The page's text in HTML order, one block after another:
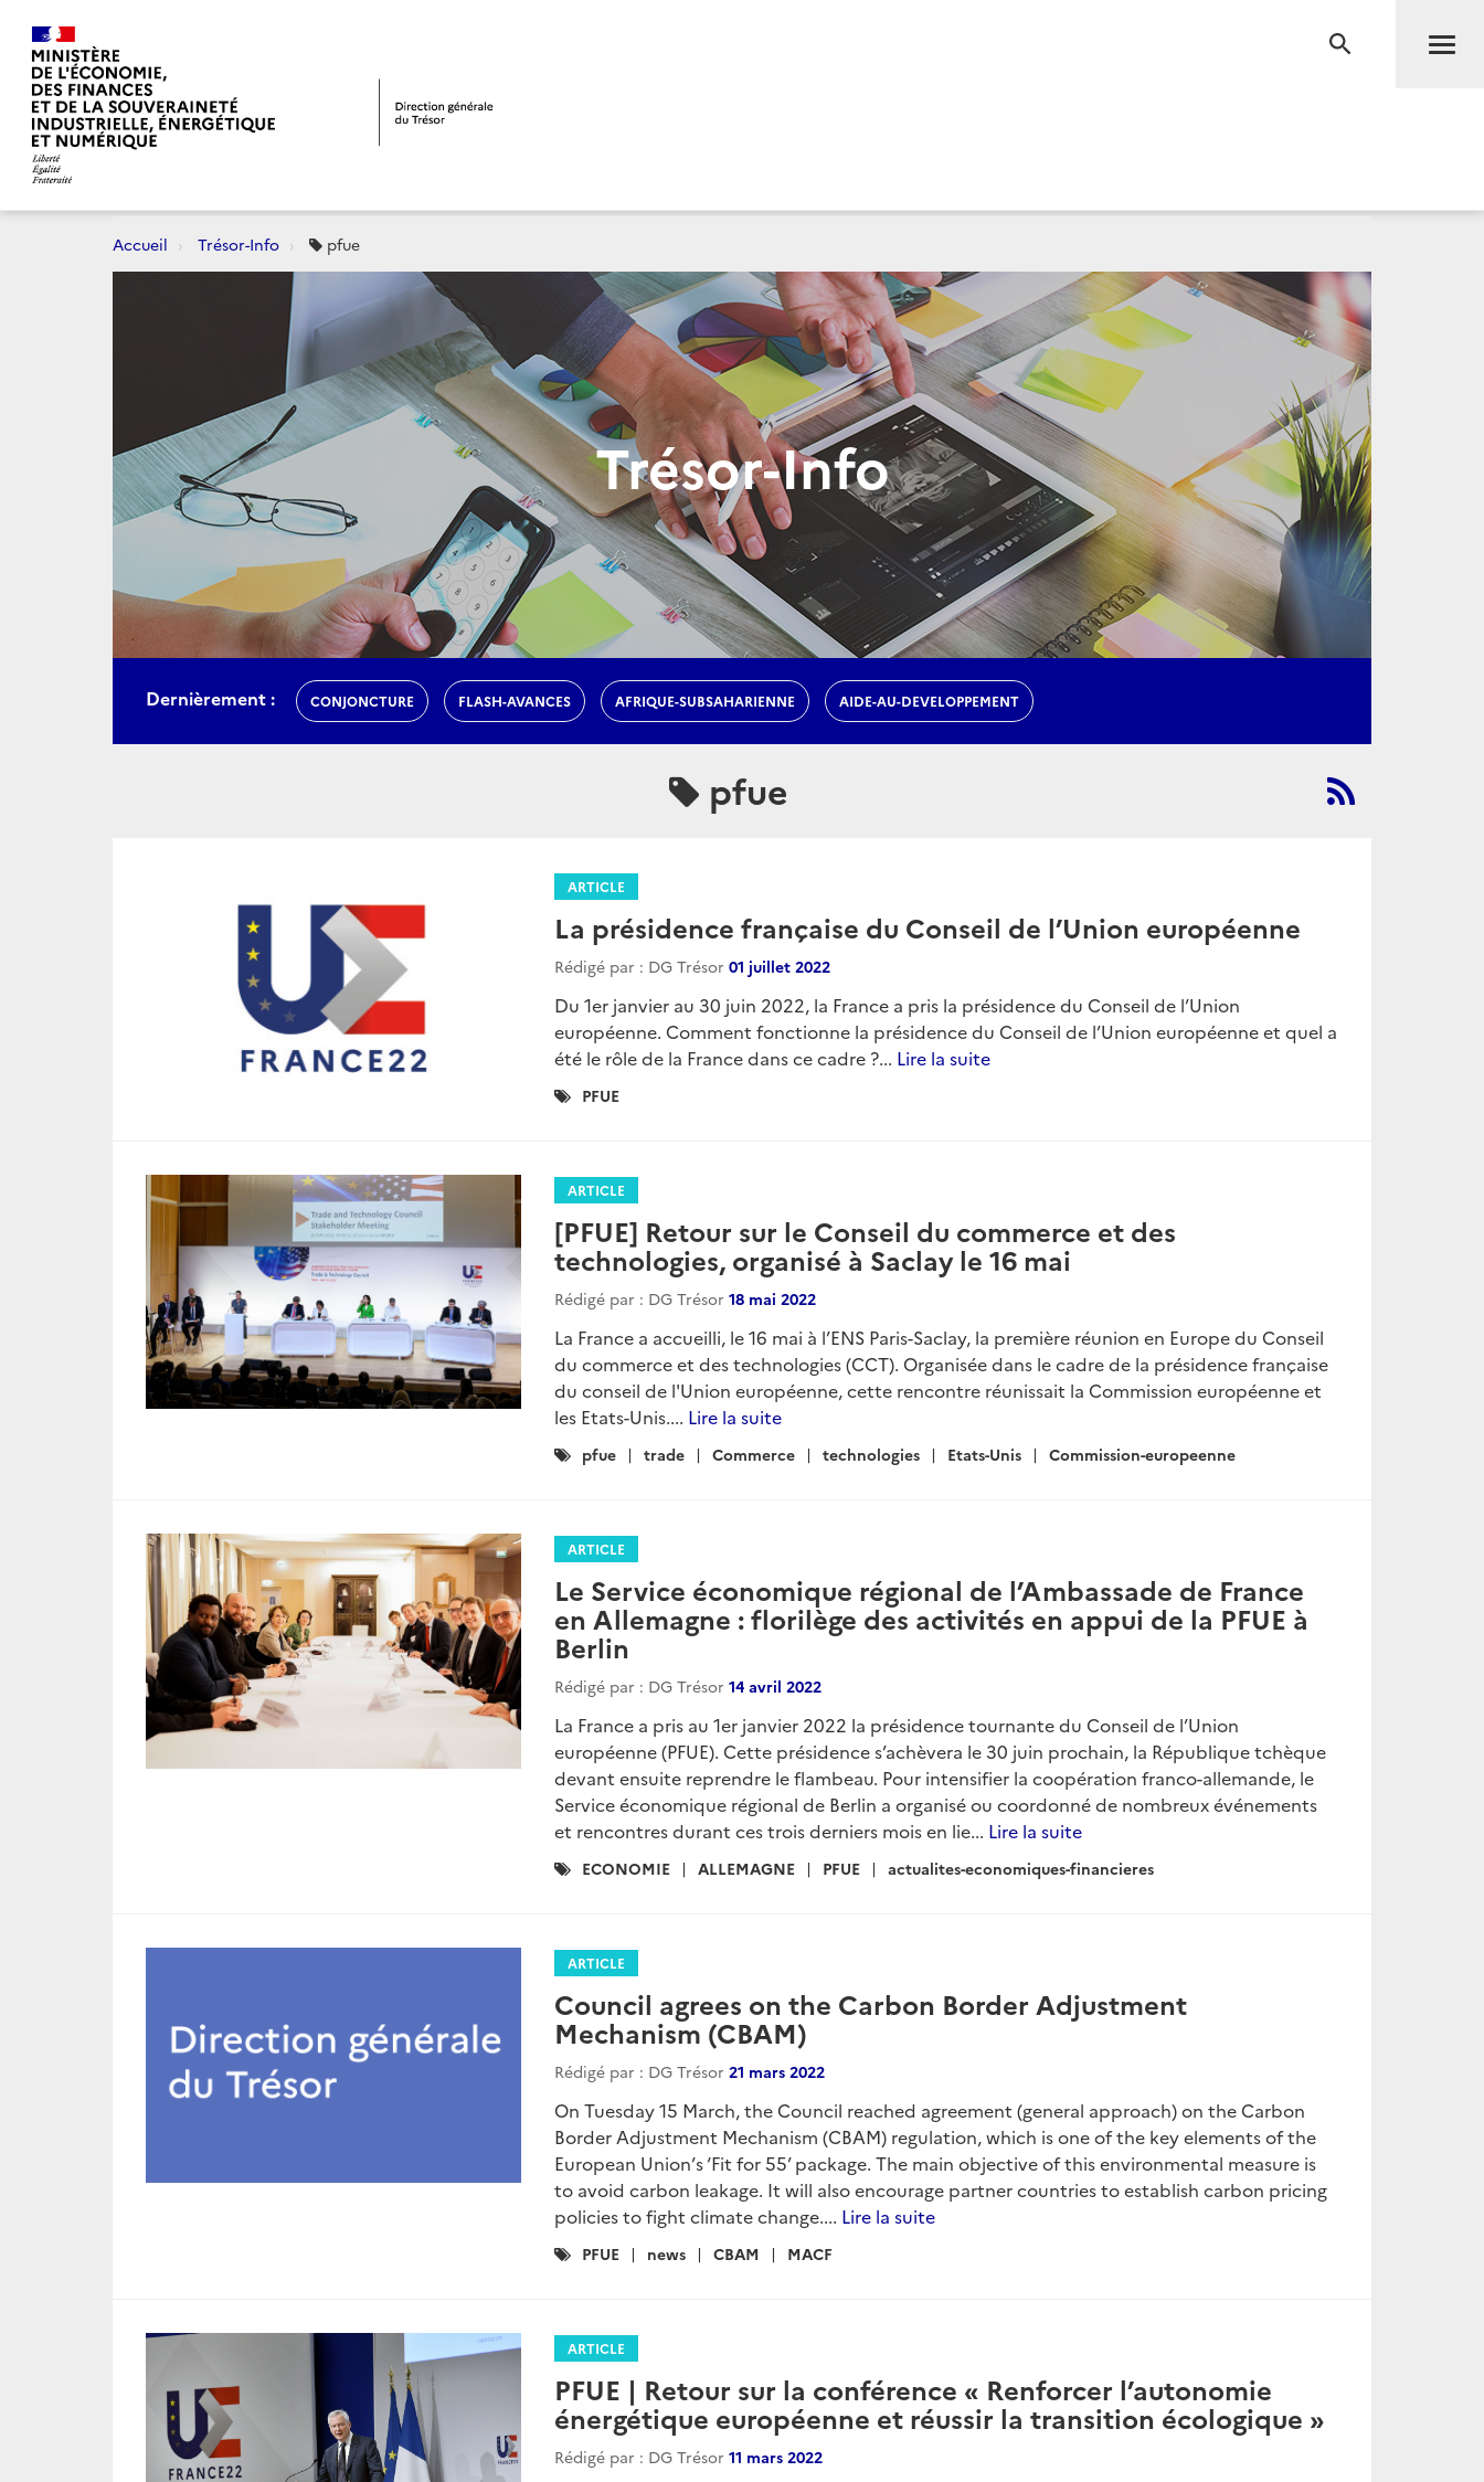
RECHERCHE
Accueil Trésor-Info pfue
Trésor-Info
Dernièrement : CONJONCTURE FLASH-AVANCES AFRIQUE-SUBSAHARIENNE AIDE-AU-DEVELOPPEMENT
pfue
ARTICLE
La présidence française du Conseil de l’Union européenne
Rédigé par : DG Trésor 01 juillet 2022
Du 1er janvier au 30 juin 2022, la France a pris la présidence du Conseil de l’Union
européenne. Comment fonctionne la présidence du Conseil de l’Union européenne et quel a
été le rôle de la France dans ce cadre ?... Lire la suite
Catégories
PFUE
ARTICLE
[PFUE] Retour sur le Conseil du commerce et des
technologies, organisé à Saclay le 16 mai
Rédigé par : DG Trésor 18 mai 2022
La France a accueilli, le 16 mai à l’ENS Paris-Saclay, la première réunion en Europe du Conseil
du commerce et des technologies (CCT). Organisée dans le cadre de la présidence française
du conseil de l'Union européenne, cette rencontre réunissait la Commission européenne et
les Etats-Unis.... Lire la suite
Catégories
pfue trade Commerce technologies Etats-Unis Commission-europeenne
ARTICLE
Le Service économique régional de l’Ambassade de France
en Allemagne : florilège des activités en appui de la PFUE à
Berlin
Rédigé par : DG Trésor 14 avril 2022
La France a pris au 1er janvier 2022 la présidence tournante du Conseil de l’Union
européenne (PFUE). Cette présidence s’achèvera le 30 juin prochain, la République tchèque
devant ensuite reprendre le flambeau. Pour intensifier la coopération franco-allemande, le
Service économique régional de Berlin a organisé ou coordonné de nombreux événements
et rencontres durant ces trois derniers mois en lie... Lire la suite
Catégories
ECONOMIE ALLEMAGNE PFUE actualites-economiques-financieres
ARTICLE
Council agrees on the Carbon Border Adjustment
Mechanism (CBAM)
Rédigé par : DG Trésor 21 mars 2022
On Tuesday 15 March, the Council reached agreement (general approach) on the Carbon
Border Adjustment Mechanism (CBAM) regulation, which is one of the key elements of the
European Union’s ‘Fit for 55’ package. The main objective of this environmental measure is
to avoid carbon leakage. It will also encourage partner countries to establish carbon pricing
policies to fight climate change.... Lire la suite
Catégories
PFUE news CBAM MACF
ARTICLE
PFUE | Retour sur la conférence « Renforcer l’autonomie
énergétique européenne et réussir la transition écologique »
Rédigé par : DG Trésor 11 mars 2022